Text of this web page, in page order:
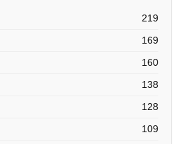
219
169
160
138
128
109